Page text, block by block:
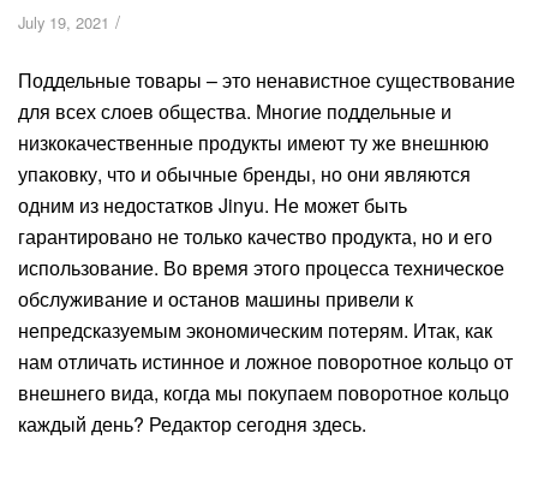
July 19, 2021 /
Поддельные товары – это ненавистное существование
для всех слоев общества. Многие поддельные и
низкокачественные продукты имеют ту же внешнюю
упаковку, что и обычные бренды, но они являются
одним из недостатков Jinyu. Не может быть
гарантировано не только качество продукта, но и его
использование. Во время этого процесса техническое
обслуживание и останов машины привели к
непредсказуемым экономическим потерям. Итак, как
нам отличать истинное и ложное поворотное кольцо от
внешнего вида, когда мы покупаем поворотное кольцо
каждый день? Редактор сегодня здесь.